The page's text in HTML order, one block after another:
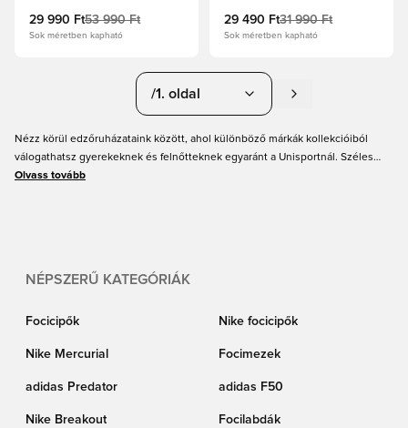
29 990 Ft53 990 Ft
Sok méretben kapható
29 490 Ft31 990 Ft
Sok méretben kapható
/1. oldal
Nézz körül edzőruházataink között, ahol különböző márkák kollekcióiból
válogathatsz gyerekeknek és felnőtteknek egyaránt a Unisportnál. Széles
választékban találsz edzőcuccokat Nike, adidas, PUMA és még sok más
Olvass tovább
NÉPSZERŰ KATEGÓRIÁK
Focicipők Nike focicipők
Nike Mercurial Focimezek
adidas Predator adidas F50
Nike Breakout Focilabdák